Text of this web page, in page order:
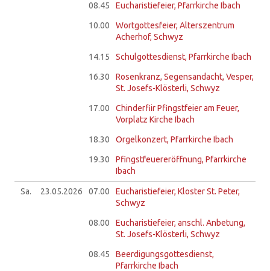
08.45 Eucharistiefeier, Pfarrkirche Ibach
10.00
Wortgottesfeier, Alterszentrum
Acherhof, Schwyz
14.15 Schulgottesdienst, Pfarrkirche Ibach
16.30
Rosenkranz, Segensandacht, Vesper,
St. Josefs-Klösterli, Schwyz
17.00
Chinderfiir Pfingstfeier am Feuer,
Vorplatz Kirche Ibach
18.30 Orgelkonzert, Pfarrkirche Ibach
19.30
Pfingstfeuereröffnung, Pfarrkirche
Ibach
Sa. 23.05.2026 07.00
Eucharistiefeier, Kloster St. Peter,
Schwyz
08.00
Eucharistiefeier, anschl. Anbetung,
St. Josefs-Klösterli, Schwyz
08.45
Beerdigungsgottesdienst,
Pfarrkirche Ibach